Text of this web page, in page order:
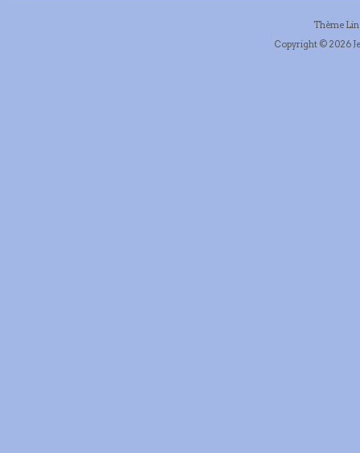
Thème
Copyright © 2026